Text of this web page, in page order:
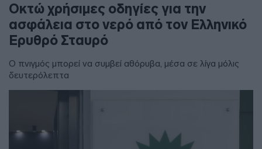
Οκτώ χρήσιμες οδηγίες για την
ασφάλεια στο νερό από τον Ελληνικό
Ερυθρό Σταυρό
Ο πνιγμός μπορεί να συμβεί αθόρυβα, μέσα σε λίγα μόλις
δευτερόλεπτα